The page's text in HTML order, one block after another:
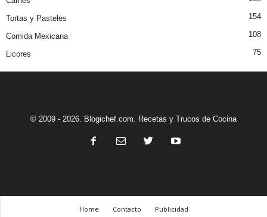
Tortas y Pasteles 154
Comida Mexicana 108
Licores 75
© 2009 - 2026. Blogichef.com. Recetas y Trucos de Cocina
Home Contacto Publicidad